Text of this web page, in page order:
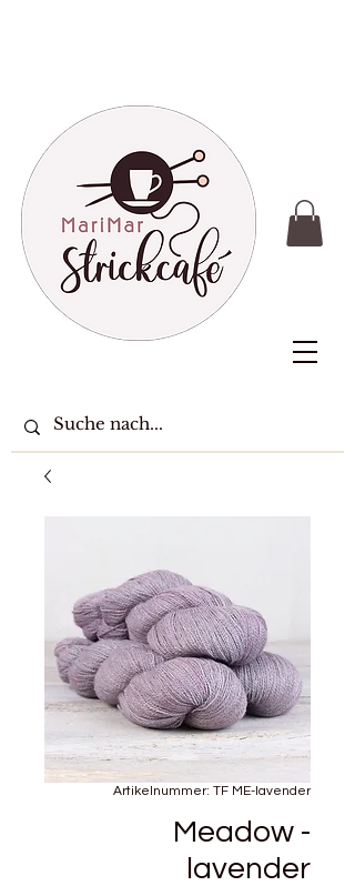
Artikelnummer: TF ME-lavender
Meadow -
lavender